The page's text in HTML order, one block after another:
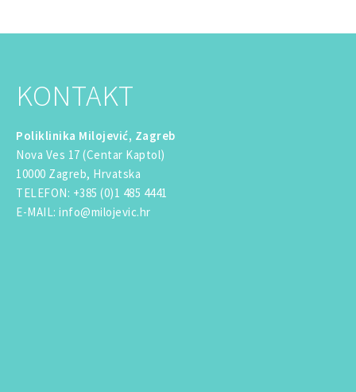
KONTAKT
Poliklinika Milojević, Zagreb
Nova Ves 17 (Centar Kaptol)
10000 Zagreb, Hrvatska
TELEFON: +385 (0)1 485 4441
E-MAIL: info@milojevic.hr